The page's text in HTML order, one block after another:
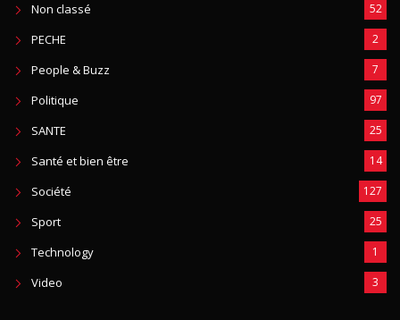
Non classé 52
PECHE 2
People & Buzz 7
Politique 97
SANTE 25
Santé et bien être 14
Société 127
Sport 25
Technology 1
Video 3